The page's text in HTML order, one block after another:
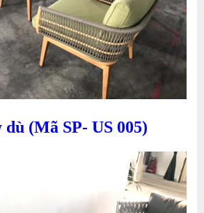
dù (Mã SP- US 005)